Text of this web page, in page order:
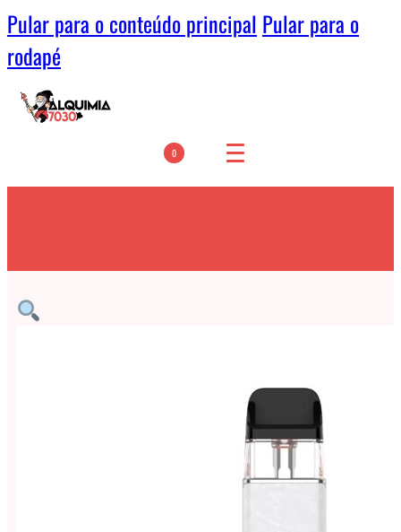
Pular para o conteúdo principal Pular para o
rodapé
0